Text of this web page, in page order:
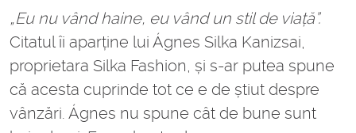
„Eu nu vând haine, eu vând un stil de viață”.
Citatul îi aparține lui Ágnes Silka Kanizsai,
proprietara Silka Fashion, și s-ar putea spune
că acesta cuprinde tot ce e de știut despre
vânzări. Ágnes nu spune cât de bune sunt